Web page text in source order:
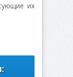
их